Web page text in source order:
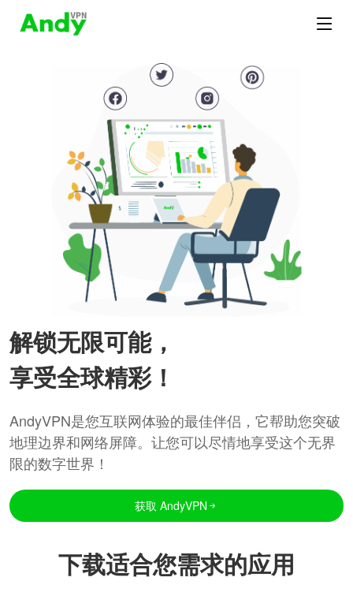
解锁无限可能，
享受全球精彩！
AndyVPN是您互联网体验的最佳伴侣，它帮助您突破
地理边界和网络屏障。让您可以尽情地享受这个无界
限的数字世界！
获取 AndyVPN
下载适合您需求的应用